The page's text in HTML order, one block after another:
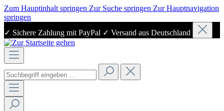
Zum Hauptinhalt springen Zur Suche springen Zur Hauptnavigation
springen
✓ Sichere Zahlung mit PayPal ✓ Versand aus Deutschland